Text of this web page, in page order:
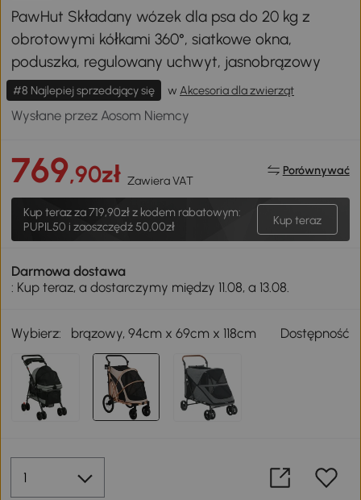
PawHut Składany wózek dla psa do 20 kg z
obrotowymi kółkami 360°, siatkowe okna,
poduszka, regulowany uchwyt, jasnobrązowy
#8 Najlepiej sprzedający się w Akcesoria dla zwierząt
Wysłane przez Aosom Niemcy
769,90zł Zawiera VAT
Porównywać
Kup teraz za719,90złz kodem rabatowym:
PUPIL50 i zaoszczędź 50,00zł
Kup teraz
Darmowa dostawa
: Kup teraz, a dostarczymy między 11.08, a 13.08.
Wybierz: brązowy, 94cm x 69cm x 118cm Dostępność